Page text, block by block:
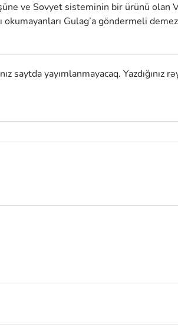
ve Sovyet sisteminin bir ürünü olan
Gulag’a göndermeli
saytda yayımlanmayacaq. Yazdığınız